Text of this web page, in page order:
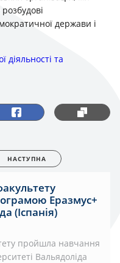
держави і
діяльності та
НАСТУПНА
Еразмус+
(Іспанія)
пройшла навчання
Вальядоліда